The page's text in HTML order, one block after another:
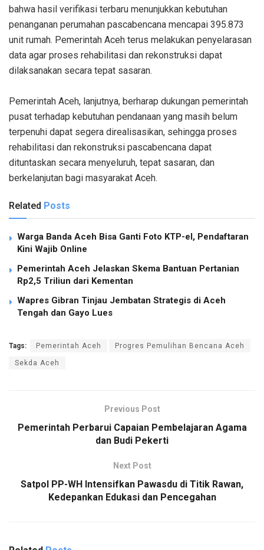
bahwa hasil verifikasi terbaru menunjukkan kebutuhan
penanganan perumahan pascabencana mencapai 395.873
unit rumah. Pemerintah Aceh terus melakukan penyelarasan
data agar proses rehabilitasi dan rekonstruksi dapat
dilaksanakan secara tepat sasaran.
‎Pemerintah Aceh, lanjutnya, berharap dukungan pemerintah
pusat terhadap kebutuhan pendanaan yang masih belum
terpenuhi dapat segera direalisasikan, sehingga proses
rehabilitasi dan rekonstruksi pascabencana dapat
dituntaskan secara menyeluruh, tepat sasaran, dan
berkelanjutan bagi masyarakat Aceh.
Related Posts
Warga Banda Aceh Bisa Ganti Foto KTP-el, Pendaftaran
Kini Wajib Online
Pemerintah Aceh Jelaskan Skema Bantuan Pertanian
Rp2,5 Triliun dari Kementan
Wapres Gibran Tinjau Jembatan Strategis di Aceh
Tengah dan Gayo Lues
Tags: Pemerintah Aceh Progres Pemulihan Bencana Aceh
Sekda Aceh
Previous Post
Pemerintah Perbarui Capaian Pembelajaran Agama
dan Budi Pekerti
Next Post
Satpol PP-WH Intensifkan Pawasdu di Titik Rawan,
Kedepankan Edukasi dan Pencegahan